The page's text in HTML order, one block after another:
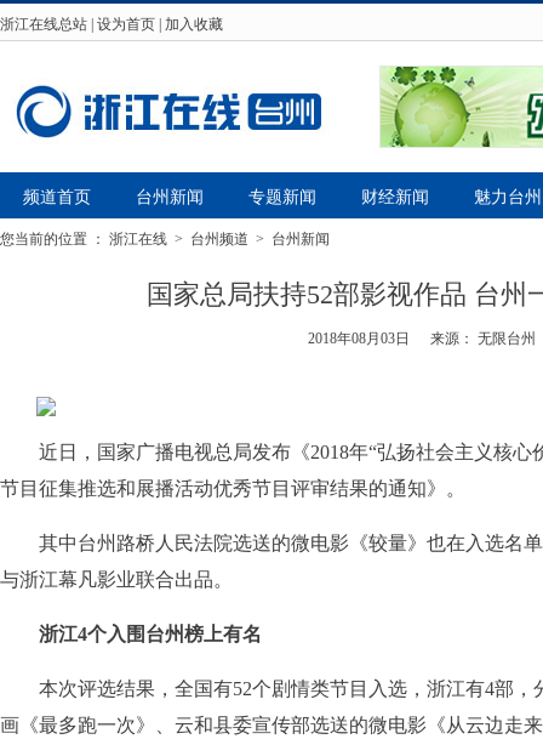
浙江在线总站 设为首页 加入收藏
频道首页 台州新闻 专题新闻 财经新闻 魅力台州
您当前的位置 ： 浙江在线 > 台州频道 > 台州新闻
国家总局扶持52部影视作品 台州
2018年08月03日 来源： 无限台州
近日，国家广播电视总局发布《2018年“弘扬社会主义核心
节目征集推选和展播活动优秀节目评审结果的通知》。
其中台州路桥人民法院选送的微电影《较量》也在入选名
与浙江幕凡影业联合出品。
浙江4个入围台州榜上有名
本次评选结果，全国有52个剧情类节目入选，浙江有4部，
画《最多跑一次》、云和县委宣传部选送的微电影《从云边走